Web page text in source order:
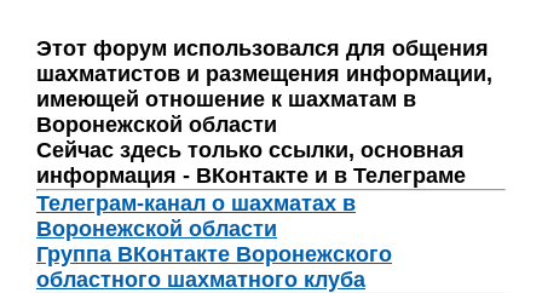
Этот форум использовался для общения
шахматистов и размещения информации,
имеющей отношение к шахматам в
Воронежской области
Сейчас здесь только ссылки, основная
информация - ВКонтакте и в Телеграме
Телеграм-канал о шахматах в
Воронежской области
Группа ВКонтакте Воронежского
областного шахматного клуба